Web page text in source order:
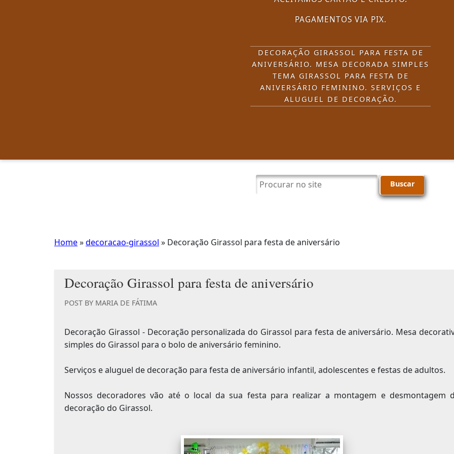
PAGAMENTOS VIA PIX.
DECORAÇÃO GIRASSOL PARA FESTA DE
ANIVERSÁRIO. MESA DECORADA SIMPLES
TEMA GIRASSOL PARA FESTA DE
ANIVERSÁRIO FEMININO. SERVIÇOS E
ALUGUEL DE DECORAÇÃO.
Procurar
Home»decoracao-girassol » Decoração Girassol para festa de aniversário
Decoração Girassol para festa de aniversário
POST BY MARIA DE FÁTIMA
Decoração Girassol - Decoração personalizada do Girassol para festa de aniversário. Mesa
simples do Girassol para o bolo de aniversário feminino.
Serviços e aluguel de decoração para festa de aniversário infantil, adolescentes e festas de adultos.
Nossos decoradores vão até o local da sua festa para realizar a montagem e desmontagem
decoração do Girassol.